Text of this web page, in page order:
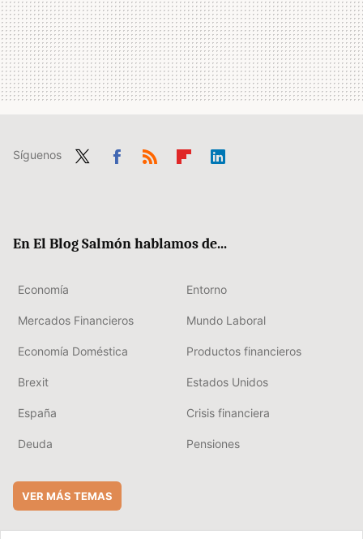
Síguenos
En El Blog Salmón hablamos de...
Economía Entorno
Mercados Financieros Mundo Laboral
Economía Doméstica Productos financieros
Brexit Estados Unidos
España Crisis financiera
Deuda Pensiones
VER MÁS TEMAS